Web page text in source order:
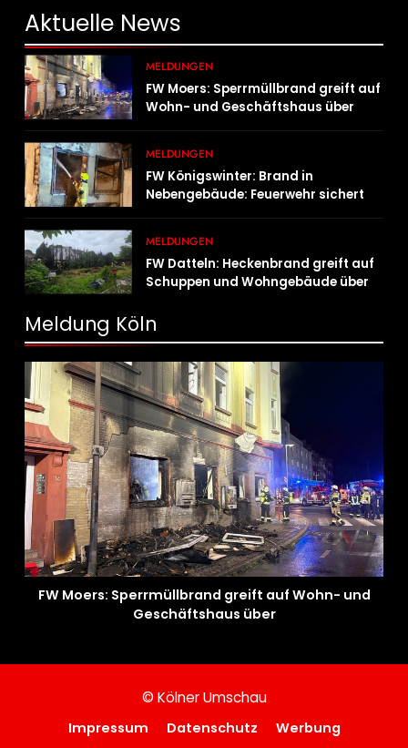
Aktuelle News
MELDUNGEN
FW Moers: Sperrmüllbrand greift auf
Wohn- und Geschäftshaus über
MELDUNGEN
FW Königswinter: Brand in
Nebengebäude: Feuerwehr sichert
MELDUNGEN
FW Datteln: Heckenbrand greift auf
Schuppen und Wohngebäude über
Meldung Köln
FW Moers: Sperrmüllbrand greift auf Wohn- und
Geschäftshaus über
© Kölner Umschau
Impressum Datenschutz Werbung